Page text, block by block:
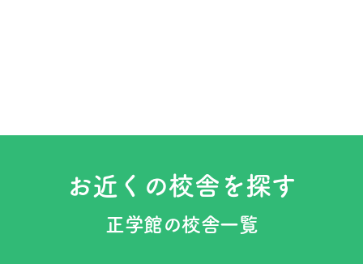
お近くの校舎を探す
正学館の校舎一覧